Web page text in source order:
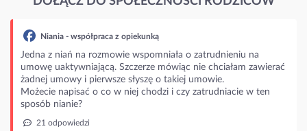
Niania - współpraca z opiekunką
Jedna z niań na rozmowie wspomniała o zatrudnieniu na
umowę uaktywniającą. Szczerze mówiąc nie chciałam zawierać
żadnej umowy i pierwsze słyszę o takiej umowie.
Możecie napisać o co w niej chodzi i czy zatrudniacie w ten
sposób nianie?
21 odpowiedzi